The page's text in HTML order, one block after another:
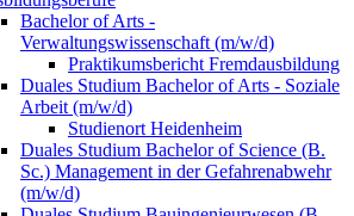
Bachelor of Arts -
Verwaltungswissenschaft (m/w/d)
Praktikumsbericht Fremdausbildung
Duales Studium Bachelor of Arts - Soziale
Arbeit (m/w/d)
Studienort Heidenheim
Duales Studium Bachelor of Science (B.
Sc.) Management in der Gefahrenabwehr
(m/w/d)